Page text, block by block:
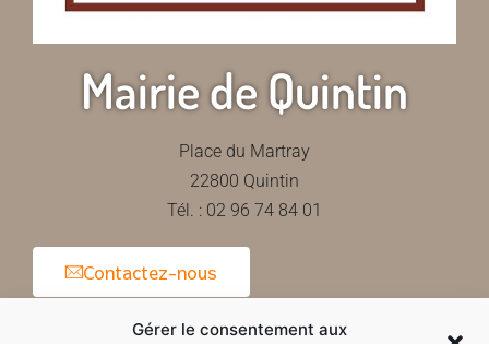
Gérer le consentement aux
Mairie de Quintin
Place du Martray
22800 Quintin
Tél. : 02 96 74 84 01
Contactez-nous